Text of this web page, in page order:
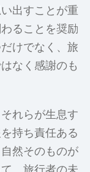
出すことが重
ることを奨励
けでなく、旅
なく感謝のも
れらが生息す
持ち責任ある
然そのものが